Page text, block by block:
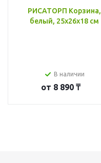
РИСАТОРП Корзина,
белый, 25x26x18 см
В наличии
от 8 890 ₸